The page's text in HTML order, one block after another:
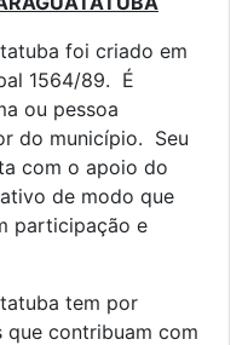
foi criado em
1564/89. É
ou pessoa
do município. Seu
com o apoio do
de modo que
participação e
tem por
contribuam com